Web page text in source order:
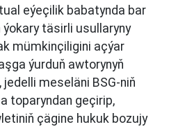
eýeçilik babatynda bar
täsirli usullaryny
mümkinçiligini açýar
ýurduň awtorynyň
meseläni BSG-niň
toparyndan geçirip,
çägine hukuk bozujy